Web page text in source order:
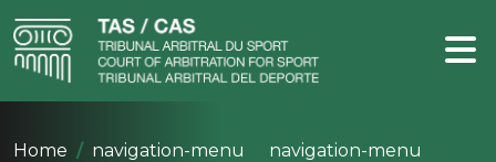
Home navigation-menu navigation-menu